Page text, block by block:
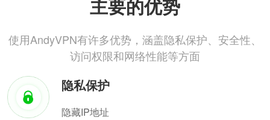
主要的优势
使用AndyVPN有许多优势，涵盖隐私保护、安全性、
访问权限和网络性能等方面
隐私保护
隐藏IP地址